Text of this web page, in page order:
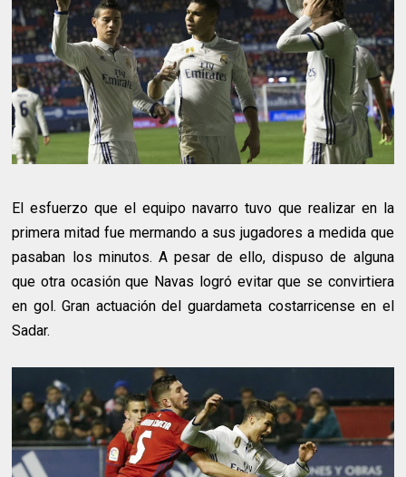
El esfuerzo que el equipo navarro tuvo que realizar en la
primera mitad fue mermando a sus jugadores a medida que
pasaban los minutos. A pesar de ello, dispuso de alguna
que otra ocasión que Navas logró evitar que se convirtiera
en gol. Gran actuación del guardameta costarricense en el
Sadar.